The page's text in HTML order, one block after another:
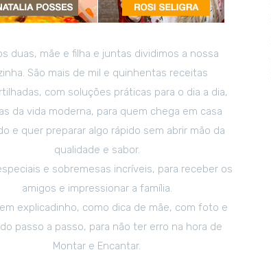
duas, mãe e filha e juntas dividimos a nossa
São mais de mil e quinhentas receitas
com soluções práticas para o dia a dia,
da vida moderna, para quem chega em casa
e quer preparar algo rápido sem abrir mão da
qualidade e sabor.
e sobremesas incríveis, para receber os
amigos e impressionar a família.
explicadinho, como dica de mãe, com foto e
passo a passo, para não ter erro na hora de
Montar e Encantar.